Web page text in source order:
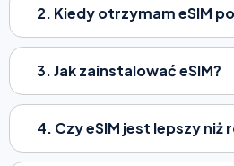
2. Kiedy otrzymam eSIM
3. Jak zainstalować eSIM?
4. Czy eSIM jest lepszy niż